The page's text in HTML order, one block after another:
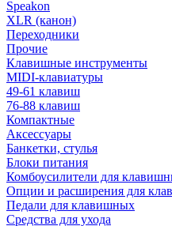
Speakon
XLR (канон)
Переходники
Прочие
Клавишные инструменты
MIDI-клавиатуры
49-61 клавиш
76-88 клавиш
Компактные
Аксессуары
Банкетки, стулья
Блоки питания
Комбоусилители для
Опции и расширения для
Педали для клавишных
Средства для ухода